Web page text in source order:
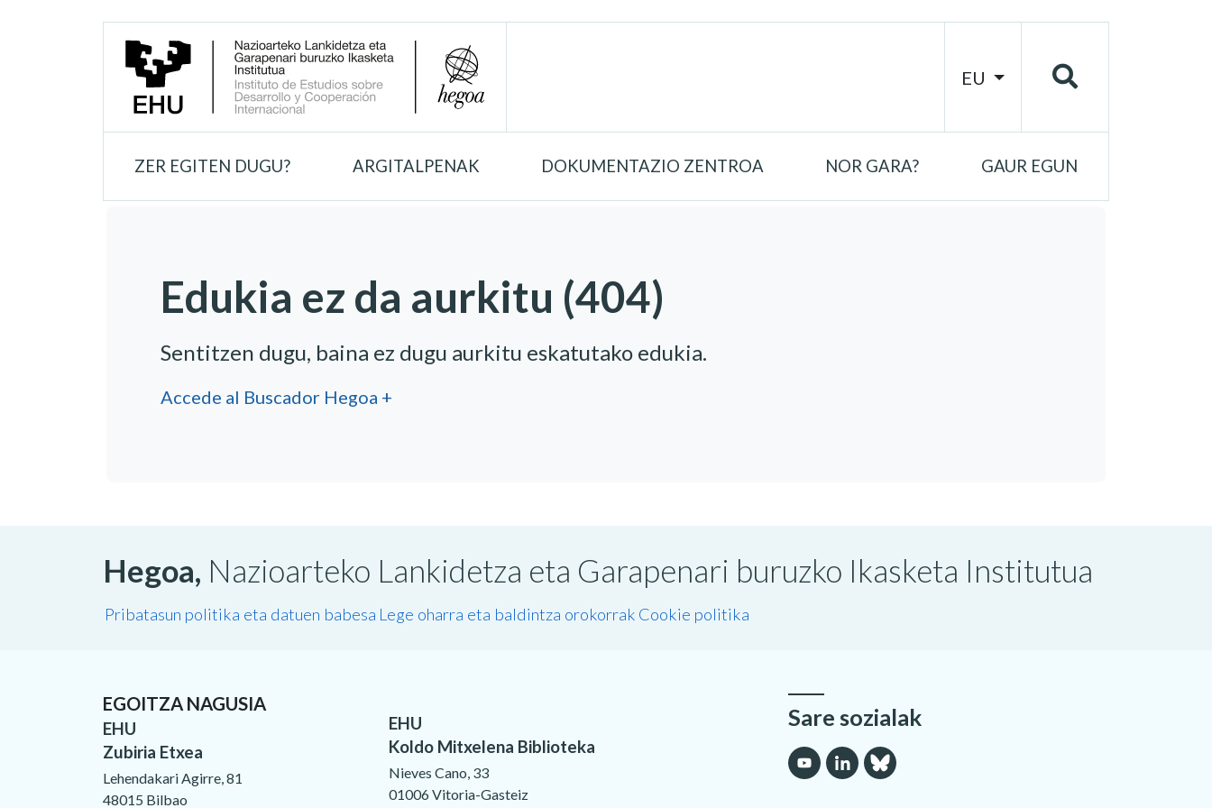
EU
ZER EGITEN DUGU? ARGITALPENAK DOKUMENTAZIO ZENTROA NOR GARA? GAUR EGUN
Edukia ez da aurkitu (404)
Sentitzen dugu, baina ez dugu aurkitu eskatutako edukia.
Accede al Buscador Hegoa +
Hegoa, Nazioarteko Lankidetza eta Garapenari buruzko Ikasketa Institutua
Pribatasun politika eta datuen babesa Lege oharra eta baldintza orokorrak Cookie politika
EGOITZA NAGUSIA
EHU
Zubiria Etxea
Lehendakari Agirre, 81
48015 Bilbao
EHU
Koldo Mitxelena Biblioteka
Nieves Cano, 33
01006 Vitoria-Gasteiz
Sare sozialak